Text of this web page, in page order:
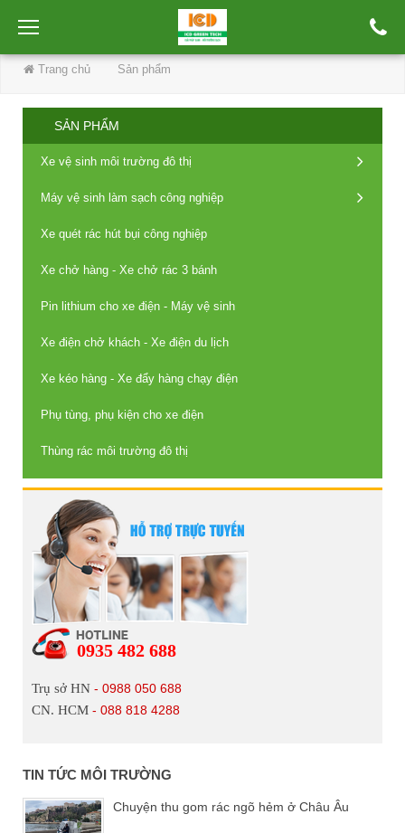
Trang chủ
Sản phẩm
SẢN PHẨM
Xe vệ sinh môi trường đô thị
Máy vệ sinh làm sạch công nghiệp
Xe quét rác hút bụi công nghiệp
Xe chở hàng - Xe chở rác 3 bánh
Pin lithium cho xe điện - Máy vệ sinh
Xe điện chở khách - Xe điện du lịch
Xe kéo hàng - Xe đẩy hàng chạy điện
Phụ tùng, phụ kiện cho xe điện
Thùng rác môi trường đô thị
0935 482 688
Trụ sở HN - 0988 050 688
CN. HCM - 088 818 4288
TIN TỨC MÔI TRƯỜNG
Chuyện thu gom rác ngõ hẻm ở Châu Âu